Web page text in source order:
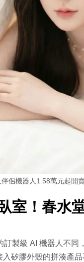
侶機器人1.58萬元起開
室！春水
製級 AI 機器人不同
矽膠外殼的拼湊產